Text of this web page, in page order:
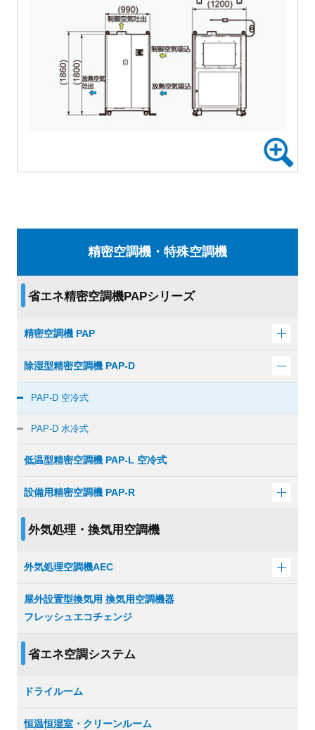
精密空調機・特殊空調機
省エネ精密空調機PAPシリーズ
精密空調機 PAP
除湿型精密空調機 PAP-D
PAP-D 空冷式
PAP-D 水冷式
低温型精密空調機 PAP-L 空冷式
設備用精密空調機 PAP-R
外気処理・換気用空調機
外気処理空調機AEC
屋外設置型換気用 換気用空調機器
フレッシュエコチェンジ
省エネ空調システム
ドライルーム
恒温恒湿室・クリーンルーム